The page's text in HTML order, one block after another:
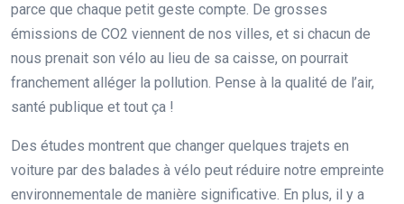
parce que chaque petit geste compte. De grosses
émissions de CO2 viennent de nos villes, et si chacun de
nous prenait son vélo au lieu de sa caisse, on pourrait
franchement alléger la pollution. Pense à la qualité de l’air,
santé publique et tout ça !
Des études montrent que changer quelques trajets en
voiture par des balades à vélo peut réduire notre empreinte
environnementale de manière significative. En plus, il y a